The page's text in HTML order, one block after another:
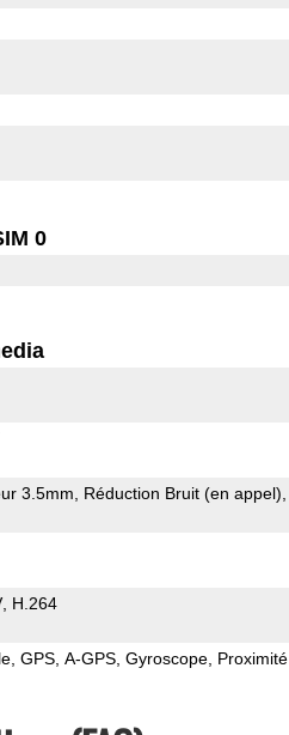
0
3.5mm Réduction Bruit (en appel)
H.264
GPS A-GPS Gyroscope Proximité